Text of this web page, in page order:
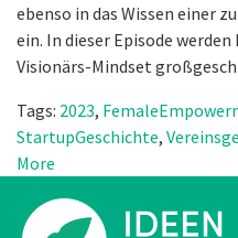
ebenso in das Wissen einer
ein. In dieser Episode
Visionärs-Mindset
Tags: 2023,
StartupGeschichte,
More